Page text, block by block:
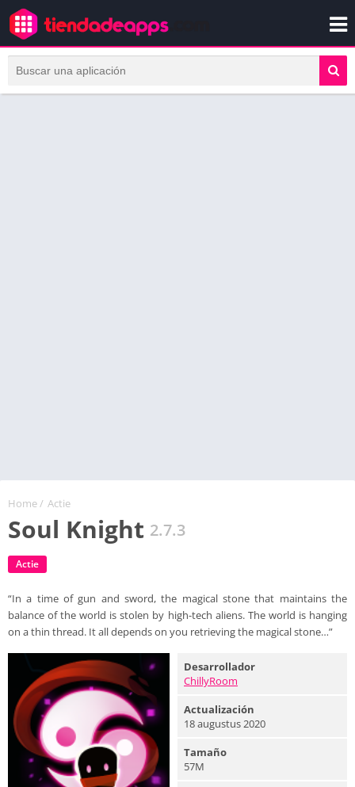
Home/ Actie
Soul Knight 2.7.3
Actie
“In a time of gun and sword, the magical stone that maintains the
balance of the world is stolen by high-tech aliens. The world is hanging
on a thin thread. It all depends on you retrieving the magical stone…”
Desarrollador
ChillyRoom
Actualización
18 augustus 2020
Tamaño
57M